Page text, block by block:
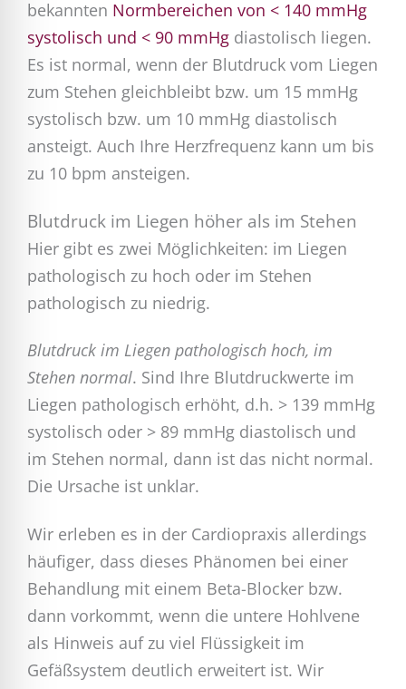
bekannten Normbereichen von < 140 mmHg
systolisch und < 90 mmHg diastolisch liegen.
Es ist normal, wenn der Blutdruck vom Liegen
zum Stehen gleichbleibt bzw. um 15 mmHg
systolisch bzw. um 10 mmHg diastolisch
ansteigt. Auch Ihre Herzfrequenz kann um bis
zu 10 bpm ansteigen.
Blutdruck im Liegen höher als im Stehen
Hier gibt es zwei Möglichkeiten: im Liegen
pathologisch zu hoch oder im Stehen
pathologisch zu niedrig.
Blutdruck im Liegen pathologisch hoch, im
Stehen normal. Sind Ihre Blutdruckwerte im
Liegen pathologisch erhöht, d.h. > 139 mmHg
systolisch oder > 89 mmHg diastolisch und
im Stehen normal, dann ist das nicht normal.
Die Ursache ist unklar.
Wir erleben es in der Cardiopraxis allerdings
häufiger, dass dieses Phänomen bei einer
Behandlung mit einem Beta-Blocker bzw.
dann vorkommt, wenn die untere Hohlvene
als Hinweis auf zu viel Flüssigkeit im
Gefäßsystem deutlich erweitert ist. Wir